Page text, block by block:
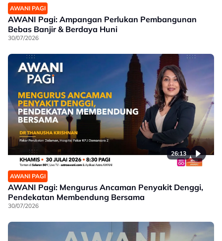
AWANI PAGI
AWANI Pagi: Ampangan Perlukan Pembangunan
Bebas Banjir & Berdaya Huni
30/07/2026
26:13
AWANI PAGI
AWANI Pagi: Mengurus Ancaman Penyakit Denggi,
Pendekatan Membendung Bersama
30/07/2026